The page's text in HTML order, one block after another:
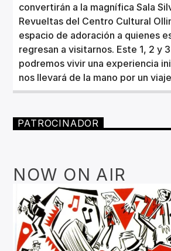
convertirán a la magnífica Sala
Revueltas del Centro Cultural
espacio de adoración a quienes
regresan a visitarnos. Este 1, 2 y
podremos vivir una experiencia
nos llevará de la mano por un
PATROCINADOR
NOW ON AIR